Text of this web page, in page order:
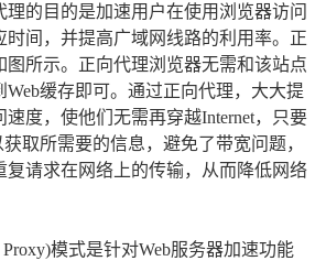
理的目的是加速用户在使用浏览器访问
时间，并提高广域网线路的利用率。正
图所示。正向代理浏览器无需和该站点
Web缓存即可。通过正向代理，大大提
度，使他们无需再穿越Internet，只要
取所需要的信息，避免了带宽问题，
复请求在网络上的传输，从而降低网络
Proxy)模式是针对Web服务器加速功能